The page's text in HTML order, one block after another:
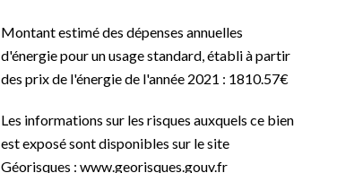
Montant estimé des dépenses annuelles
d'énergie pour un usage standard, établi à partir
des prix de l'énergie de l'année 2021 : 1810.57€
Les informations sur les risques auxquels ce bien
est exposé sont disponibles sur le site
Géorisques : www.georisques.gouv.fr